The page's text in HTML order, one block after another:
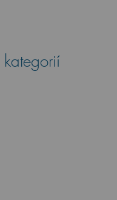
kategorií